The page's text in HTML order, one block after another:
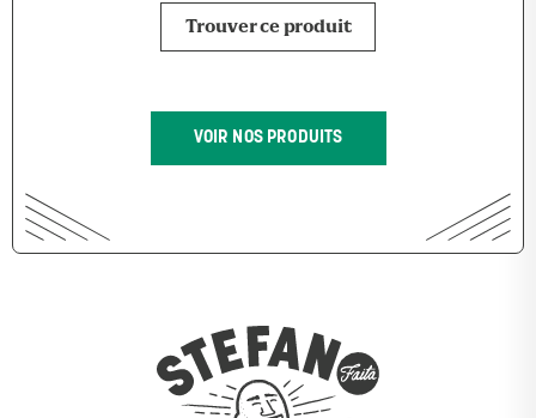
Trouver ce produit
VOIR NOS PRODUITS